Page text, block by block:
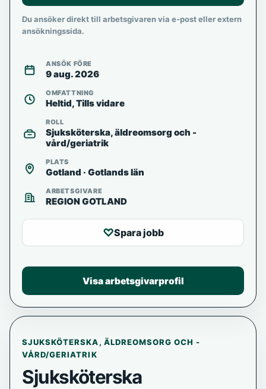
SJUKSKÖTERSKA, ÄLDREOMSORG OCH -
VÅRD/GERIATRIK
Sjuksköterska
Du ansöker direkt till arbetsgivaren via e-post eller extern
ansökningssida.
ANSÖK FÖRE
9 aug. 2026
OMFATTNING
Heltid, Tills vidare
ROLL
Sjuksköterska, äldreomsorg och -
vård/geriatrik
PLATS
Gotland · Gotlands län
ARBETSGIVARE
REGION GOTLAND
♡Spara jobb
Visa arbetsgivarprofil